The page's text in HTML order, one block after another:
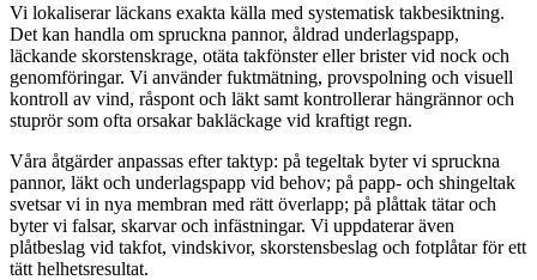
Vi lokaliserar läckans exakta källa med systematisk takbesiktning.
Det kan handla om spruckna pannor, åldrad underlagspapp,
läckande skorstenskrage, otäta takfönster eller brister vid nock och
genomföringar. Vi använder fuktmätning, provspolning och visuell
kontroll av vind, råspont och läkt samt kontrollerar hängrännor och
stuprör som ofta orsakar bakläckage vid kraftigt regn.
Våra åtgärder anpassas efter taktyp: på tegeltak byter vi spruckna
pannor, läkt och underlagspapp vid behov; på papp- och shingeltak
svetsar vi in nya membran med rätt överlapp; på plåttak tätar och
byter vi falsar, skarvar och infästningar. Vi uppdaterar även
plåtbeslag vid takfot, vindskivor, skorstensbeslag och fotplåtar för ett
tätt helhetsresultat.